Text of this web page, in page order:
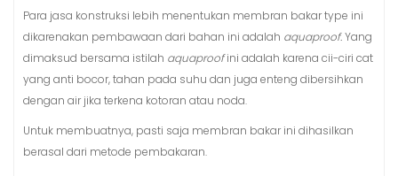
Para jasa konstruksi lebih menentukan membran bakar type ini
dikarenakan pembawaan dari bahan ini adalah aquaproof.Yang
dimaksud bersama istilah aquaproofini adalah karena cii-ciri cat
yang anti bocor, tahan pada suhu dan juga enteng dibersihkan
dengan air jika terkena kotoran atau noda.
Untuk membuatnya, pasti saja membran bakar ini dihasilkan
berasal dari metode pembakaran.